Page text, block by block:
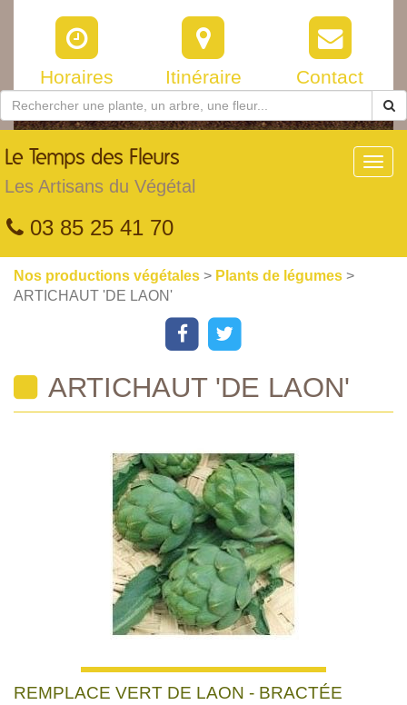
Horaires Itinéraire Contact
Le Temps des Fleurs
Les Artisans du Végétal
03 85 25 41 70
Nos productions végétales > Plants de légumes >
ARTICHAUT 'DE LAON'
ARTICHAUT 'DE LAON'
REMPLACE VERT DE LAON - BRACTÉE